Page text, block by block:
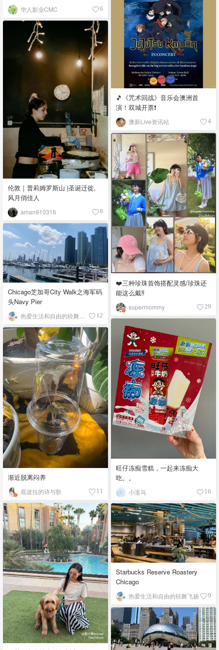
华人影业CMC 6
🎵《咒术回战》音乐会澳洲首
演！双城开票❗️
澳新Live资讯站 4
伦敦｜普莉姆罗斯山 |圣诞迁徙,
风月俏佳人
aman910316 8
❤️三种珍珠首饰搭配灵感/珍珠还
能这么戴‼️
supermommy 29
Chicago芝加哥City Walk之海军码
头Navy Pier
12
旺仔冻痴雪糕，一起来冻痴大
吃。。
小濡马 16
渐近脱离闷养
底波拉的诗与歌 11
Starbucks Reserve Roastery
Chicago
热爱生活和自由的轻舞飞扬 9